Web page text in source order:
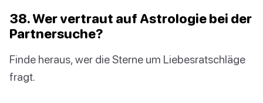
38. Wer vertraut auf Astrologie bei der
Partnersuche?
Finde heraus, wer die Sterne um Liebesratschläge
fragt.